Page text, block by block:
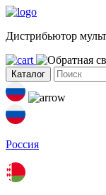
Дистрибьютор
Каталог
Россия